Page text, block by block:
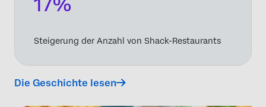
17%
Steigerung der Anzahl von Shack-Restaurants
Die Geschichte lesen